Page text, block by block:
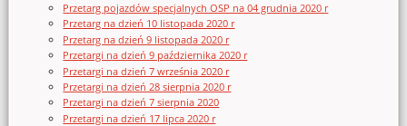
Przetarg pojazdów specjalnych OSP na 04 grudnia 2020 r
Przetarg na dzień 10 listopada 2020 r
Przetarg na dzień 9 listopada 2020 r
Przetargi na dzień 9 października 2020 r
Przetargi na dzień 7 września 2020 r
Przetargi na dzień 28 sierpnia 2020 r
Przetargi na dzień 7 sierpnia 2020
Przetargi na dzień 17 lipca 2020 r